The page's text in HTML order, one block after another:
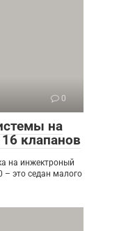
0
на
клапанов
на инжектроный
это седан малого